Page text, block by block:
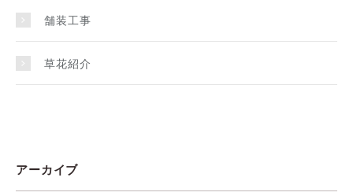
舗装工事
草花紹介
アーカイブ